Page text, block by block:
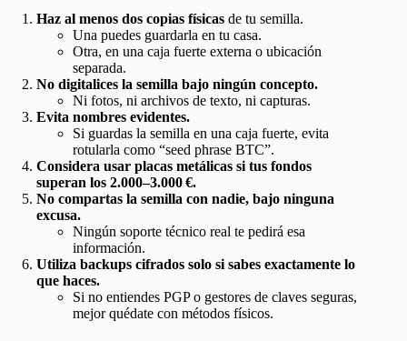
Haz al menos dos copias físicas de tu semilla.
Una puedes guardarla en tu casa.
Otra, en una caja fuerte externa o ubicación
separada.
No digitalices la semilla bajo ningún concepto.
Ni fotos, ni archivos de texto, ni capturas.
Evita nombres evidentes.
Si guardas la semilla en una caja fuerte, evita
rotularla como “seed phrase BTC”.
Considera usar placas metálicas si tus fondos
superan los 2.000–3.000 €.
No compartas la semilla con nadie, bajo ninguna
excusa.
Ningún soporte técnico real te pedirá esa
información.
Utiliza backups cifrados solo si sabes exactamente lo
que haces.
Si no entiendes PGP o gestores de claves seguras,
mejor quédate con métodos físicos.